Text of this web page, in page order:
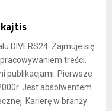
DIVERS24. Zajmuje się
treści.
publikacjami. Pierwsze
Jest absolwentem
Karierę w branży